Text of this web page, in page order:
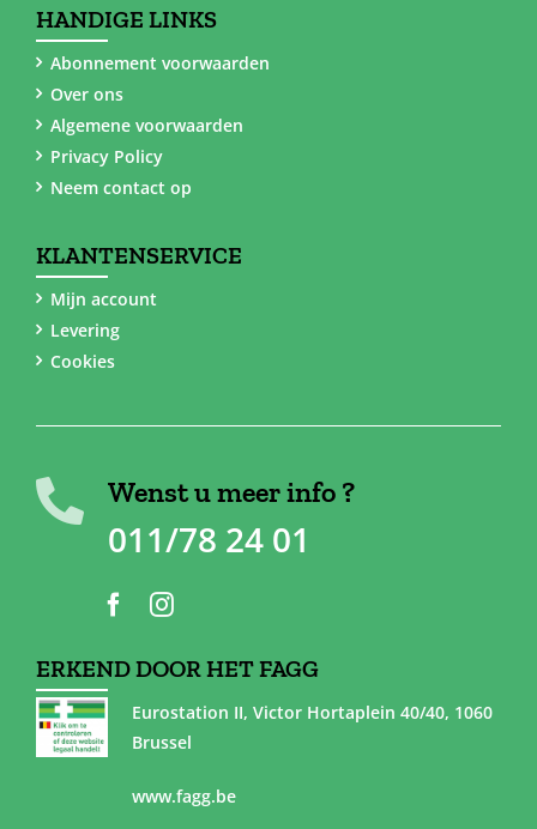
HANDIGE LINKS
Abonnement voorwaarden
Over ons
Algemene voorwaarden
Privacy Policy
Neem contact op
KLANTENSERVICE
Mijn account
Levering
Cookies
Wenst u meer info ?
011/78 24 01
ERKEND DOOR HET FAGG
Eurostation II, Victor Hortaplein 40/40, 1060
Brussel
www.fagg.be